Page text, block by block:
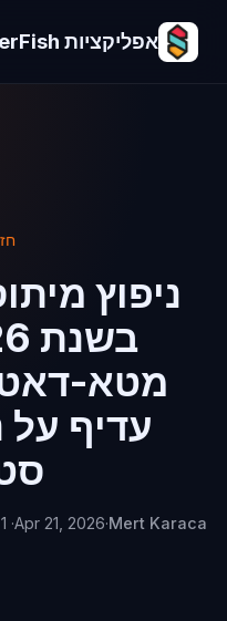
אפליקציות RudderFish
ניפוץ
מטא-
עדיף על
Mert Karaca
·
Apr 21, 2026· 1 דקות קריאה